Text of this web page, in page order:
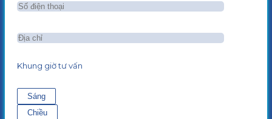
Khung giờ tư vấn
Sáng
Chiều